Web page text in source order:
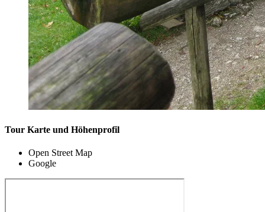
Tour Karte und Höhenprofil
Open Street Map
Google